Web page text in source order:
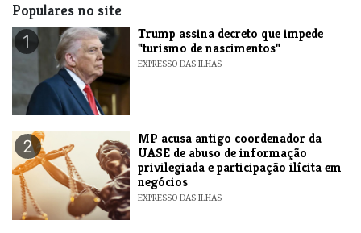
Populares no site
1
Trump assina decreto que impede
"turismo de nascimentos"
EXPRESSO DAS ILHAS
2
MP acusa antigo coordenador da
UASE de abuso de informação
privilegiada e participação ilícita em
negócios
EXPRESSO DAS ILHAS